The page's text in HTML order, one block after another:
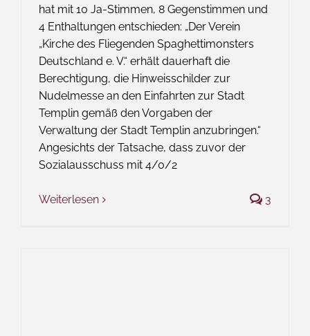
hat mit 10 Ja-Stimmen, 8 Gegenstimmen und
4 Enthaltungen entschieden: „Der Verein
„Kirche des Fliegenden Spaghettimonsters
Deutschland e. V.“ erhält dauerhaft die
Berechtigung, die Hinweisschilder zur
Nudelmesse an den Einfahrten zur Stadt
Templin gemäß den Vorgaben der
Verwaltung der Stadt Templin anzubringen.“
Angesichts der Tatsache, dass zuvor der
Sozialausschuss mit 4/0/2
Weiterlesen 3